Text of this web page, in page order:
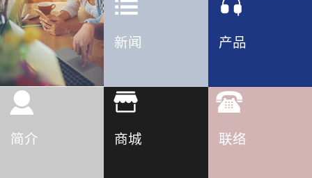
新闻 产品
简介 商城 联络